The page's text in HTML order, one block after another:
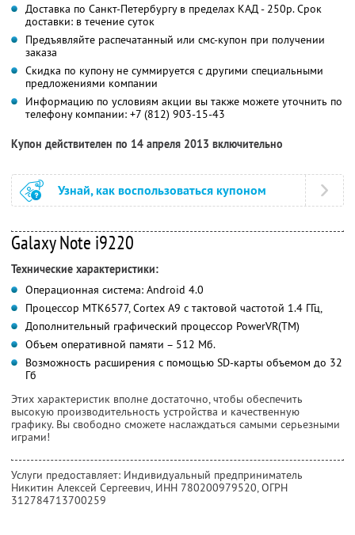
Доставка по Санкт-Петербургу в пределах КАД - 250р. Срок
доставки: в течение суток
Предъявляйте распечатанный или смс-купон при получении
заказа
Скидка по купону не суммируется с другими специальными
предложениями компании
Информацию по условиям акции вы также можете уточнить по
телефону компании: +7 (812) 903-15-43
Купон действителен по 14 апреля 2013 включительно
Узнай, как воспользоваться купоном
Galaxy Note i9220
Технические характеристики:
Операционная система: Android 4.0
Процессор MTK6577, Cortex A9 с тактовой частотой 1.4 ГГц,
Дополнительный графический процессор PowerVR(TM)
Объем оперативной памяти – 512 Мб.
Возможность расширения с помощью SD-карты объемом до 32
Гб
Этих характеристик вполне достаточно, чтобы обеспечить
высокую производительность устройства и качественную
графику. Вы свободно сможете наслаждаться самыми серьезными
играми!
Услуги предоставляет: Индивидуальный предприниматель
Никитин Алексей Сергеевич, ИНН 780200979520, ОГРН
312784713700259